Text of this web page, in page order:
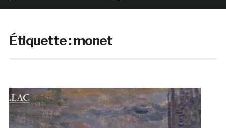
Étiquette :monet